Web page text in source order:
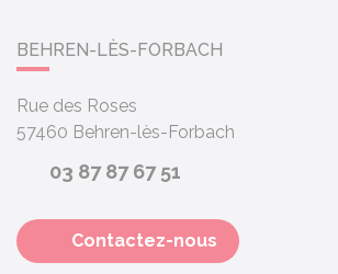
BEHREN-LÈS-FORBACH
Rue des Roses
57460 Behren-lès-Forbach
03 87 87 67 51
Contactez-nous